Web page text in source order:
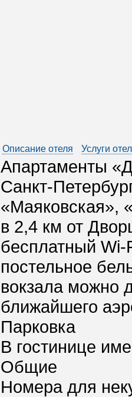
Описание отеля Услуги
Апартаменты
Санкт-
«Маяковская»,
в 2,4 км от
бесплатный Wi-
постельное
вокзала можно
ближайшего
Парковка
В гостинице
Общие
Номера для